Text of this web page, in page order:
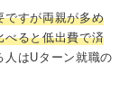
ですが両親が多め
べると低出費で済
人はUターン就職の